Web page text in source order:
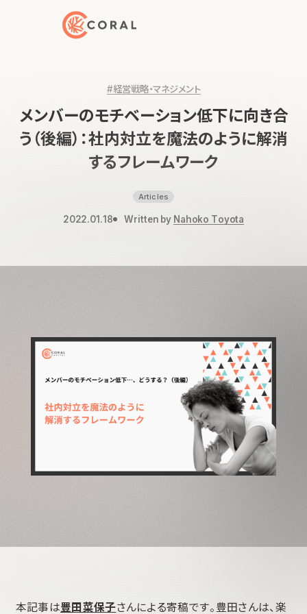
トップページへ戻る
#経営戦略・マネジメント
メンバーのモチベーション低下に向き合
う（後編）：社内対立を魔法のように解消
するフレームワーク
Articles
2022.01.18 Written by Nahoko Toyota
本記事は豊田菜保子さんによる寄稿です。豊田さんは、楽